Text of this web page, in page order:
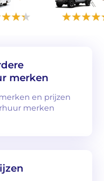
merken
en prijzen
merken